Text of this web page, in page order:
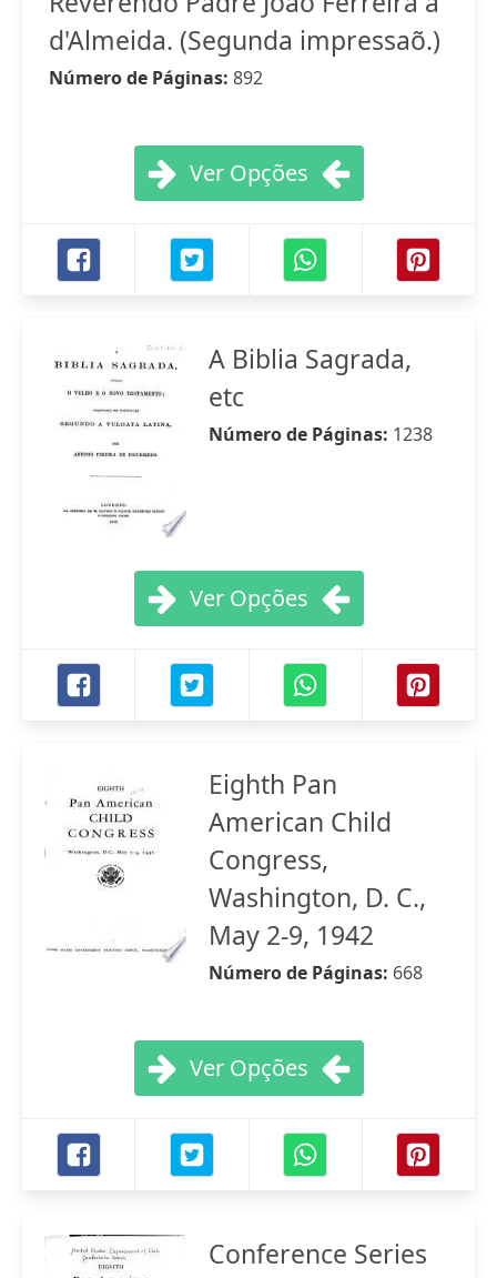
d'Almeida. (Segunda impressaõ.)
Número de Páginas: 892
Ver Opções
A Biblia Sagrada,
etc
Número de Páginas: 1238
Ver Opções
Eighth Pan
American Child
Congress,
Washington, D. C.,
May 2-9, 1942
Número de Páginas: 668
Ver Opções
Conference Series